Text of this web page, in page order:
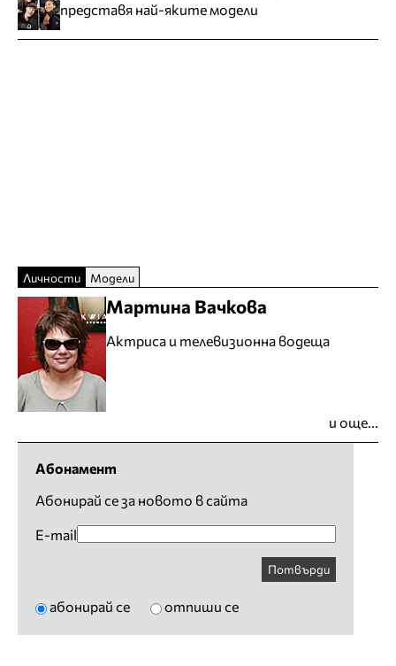
представя най-яките модели
Личности Модели
Мартина Вачкова
Актриса и телевизионна водеща
и още...
Абонамент
Абонирай се за новото в сайта
E-mail
Потвърди
абонирай се отпиши се